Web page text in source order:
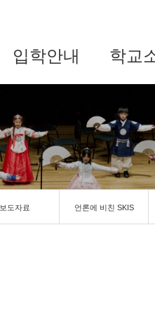
입학안내 학교
보도자료 언론에 비친 SKIS